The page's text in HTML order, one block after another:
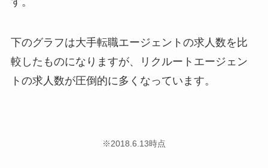
下のグラフは大手転職エージェントの求人数を比
較したものになりますが、
リクルートエージェン
トの求人数が圧倒的に多く なっています。
※2018.6.13時点